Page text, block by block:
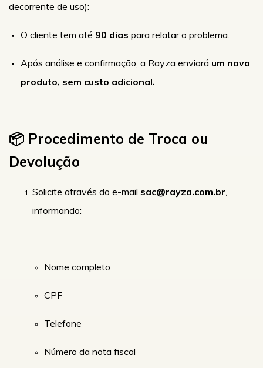
decorrente de uso):
O cliente tem até 90 dias para relatar o problema.
Após análise e confirmação, a Rayza enviará um novo
produto, sem custo adicional.
📦 Procedimento de Troca ou
Devolução
Solicite através do e-mail sac@rayza.com.br,
informando:
Nome completo
CPF
Telefone
Número da nota fiscal